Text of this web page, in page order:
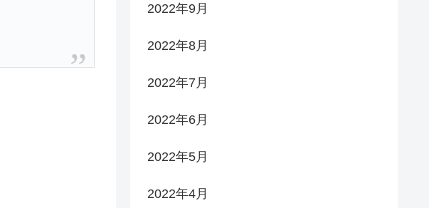
2022年9月
2022年8月
2022年7月
2022年6月
2022年5月
2022年4月